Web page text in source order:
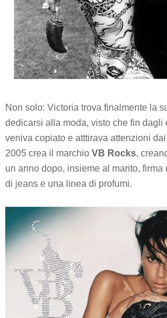
Non solo: Victoria trova finalmente la
dedicarsi alla moda, visto che fin dagli
veniva copiato e atttirava attenzioni
2005 crea il marchio VB Rocks,
un anno dopo, insieme al marito,
di jeans e una linea di profumi.